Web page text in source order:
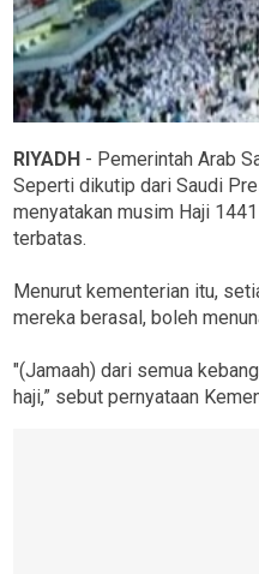
RIYADH - Pemerintah Arab
Seperti dikutip dari Saudi
menyatakan musim Haji
terbatas.
Menurut kementerian itu,
mereka berasal, boleh
"(Jamaah) dari semua
haji,” sebut pernyataan